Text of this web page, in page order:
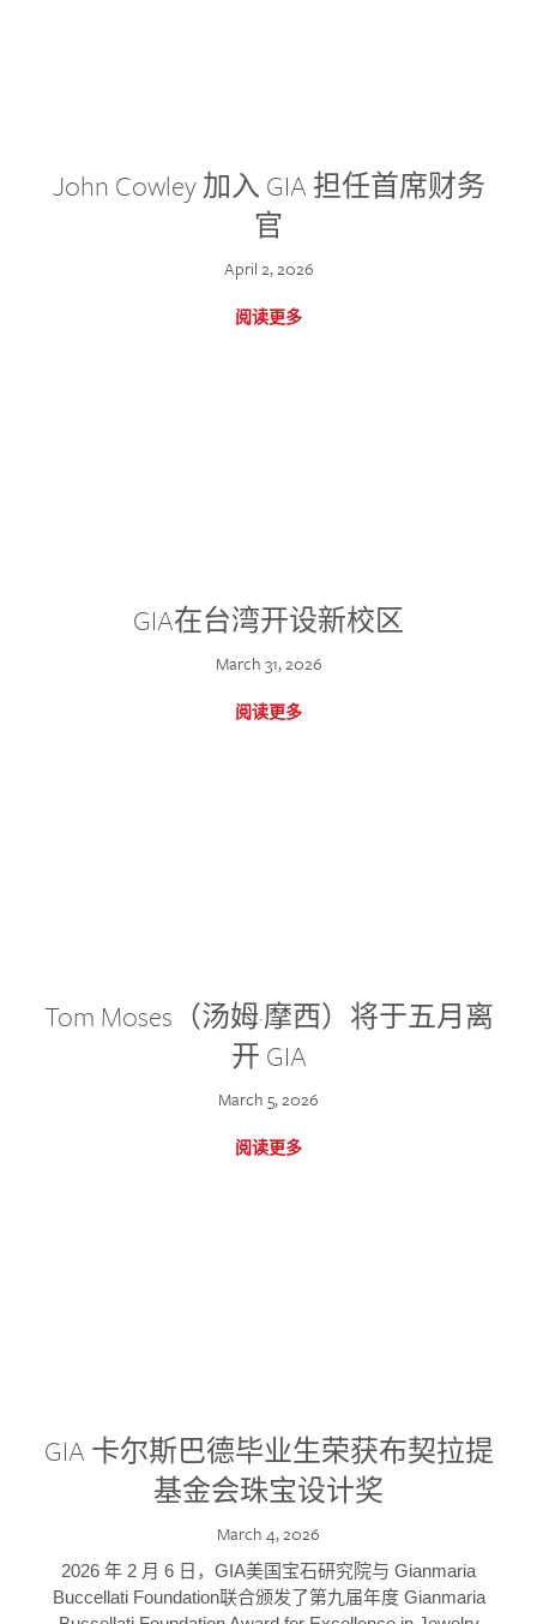
John Cowley 加入 GIA 担任首席财务
官
April 2, 2026
阅读更多
GIA在台湾开设新校区
March 31, 2026
阅读更多
Tom Moses（汤姆·摩西）将于五月离
开 GIA
March 5, 2026
阅读更多
GIA 卡尔斯巴德毕业生荣获布契拉提
基金会珠宝设计奖
March 4, 2026
2026 年 2 月 6 日，GIA美国宝石研究院与 Gianmaria
Buccellati Foundation联合颁发了第九届年度 Gianmaria